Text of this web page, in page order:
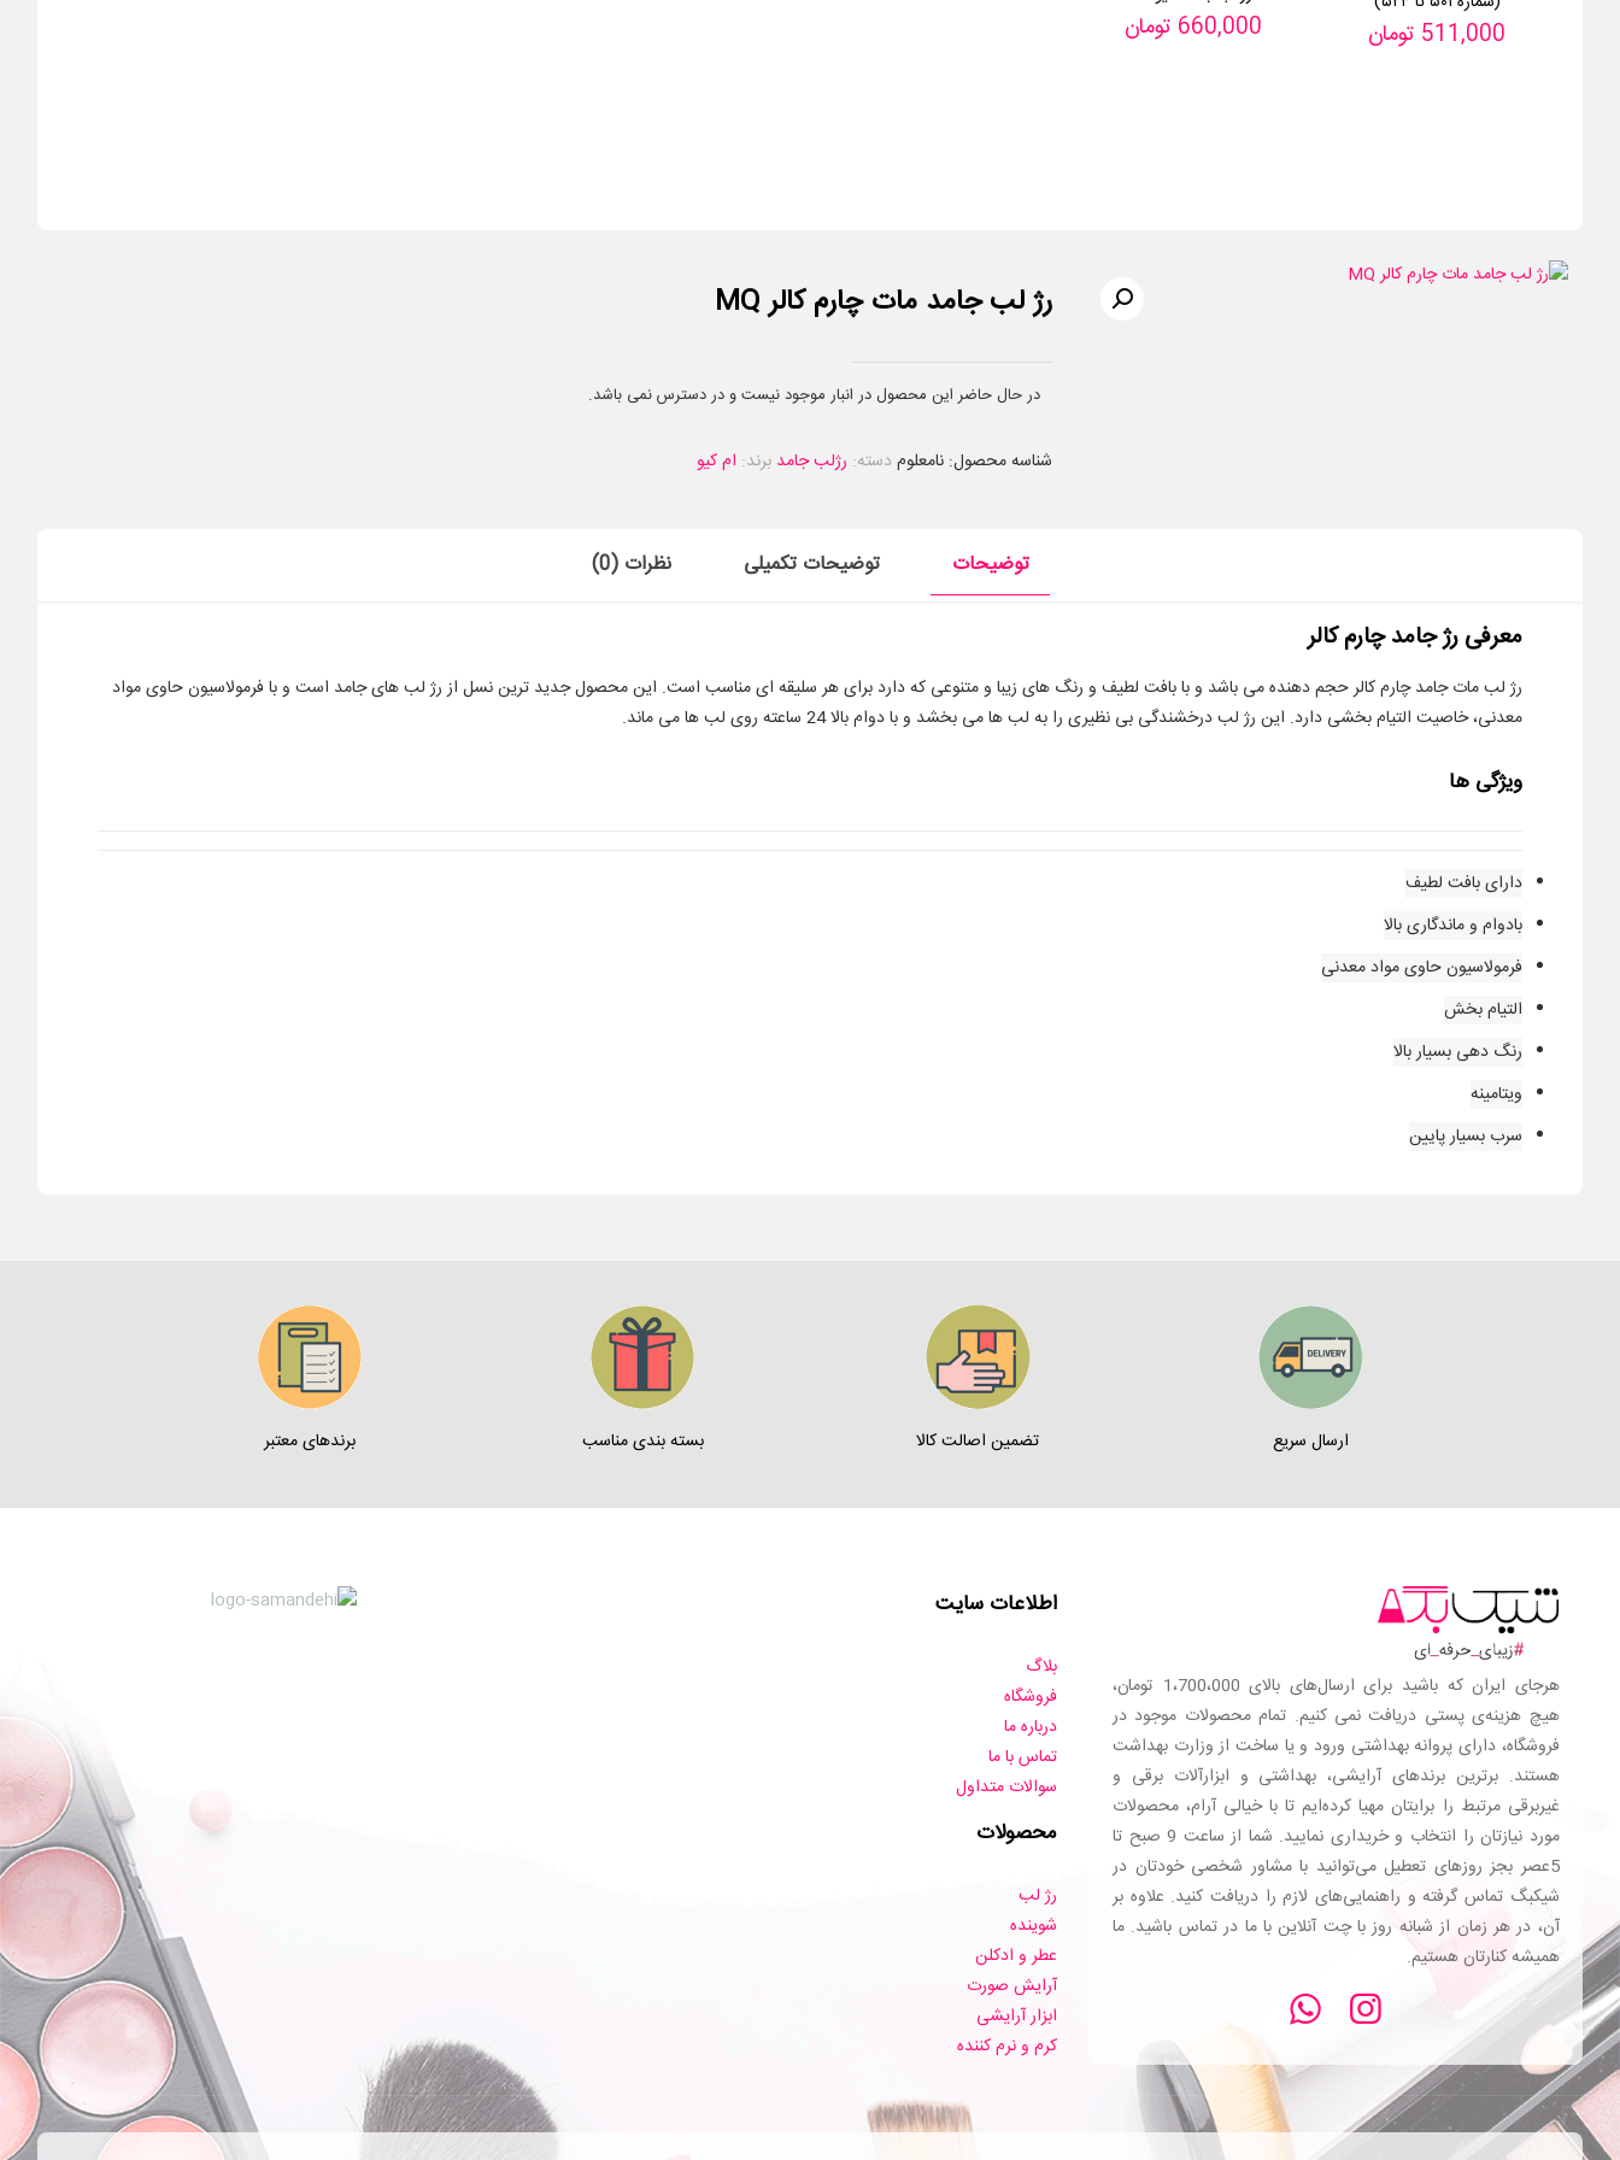
511,000 تومان 660,000 تومان
رژ لب جامد مات چارم کالر MQ
در حال حاضر این محصول در انبار موجود نیست و در دسترس نمی باشد.
شناسه محصول:نامعلوم دسته: رژلب جامد برند: ام کیو
توضیحات توضیحات تکمیلی نظرات (0)
معرفی رژ جامد چارم کالر
رژ لب مات جامد چارم کالر حجم دهنده می باشد و با بافت لطیف و رنگ های زیبا و متنوعی که دارد برای هر سلیقه ای مناسب است. این محصول جدید ترین نسل از رژ لب های جامد است و با فرمولاسیون حاوی مواد
معدنی، خاصیت التیام بخشی دارد. این رژ لب درخشندگی بی نظیری را به لب ها می بخشد و با دوام بالا 24 ساعته روی لب ها می ماند.
ویژگی ها
دارای بافت لطیف
بادوام و ماندگاری بالا
فرمولاسیون حاوی مواد معدنی
التیام بخش
رنگ دهی بسیار بالا
ویتامینه
سرب بسیار پایین
ارسال سریع تضمین اصالت کالا بسته بندی مناسب برندهای معتبر
هرجای ایران که باشید برای ارسال‌های بالای 1،700،000 تومان،
هیچ هزینه‌ی پستی دریافت نمی کنیم. تمام محصولات موجود در
فروشگاه، دارای پروانه بهداشتی ورود و یا ساخت از وزارت بهداشت
هستند. برترین‌ برندهای آرایشی، بهداشتی و ابزارآلات برقی و
غیربرقی مرتبط را برایتان مهیا کرده‌ایم تا با خیالی آرام، محصولات
مورد نیازتان را انتخاب و خریداری نمایید. شما از ساعت 9 صبح تا
5عصر بجز روزهای تعطیل می‌توانید با مشاور شخصی خودتان در
شیکبگ تماس گرفته و راهنمایی‌های لازم را دریافت کنید. علاوه بر
آن، در هر زمان از شبانه روز با چت آنلاین با ما در تماس باشید. ما
همیشه کنارتان هستیم.
اطلاعات سایت
بلاگ
فروشگاه
درباره ما
تماس با ما
سوالات متداول
محصولات
رژ لب
شوینده
عطر و ادکلن
آرایش صورت
ابزار آرایشی
کرم و نرم کننده